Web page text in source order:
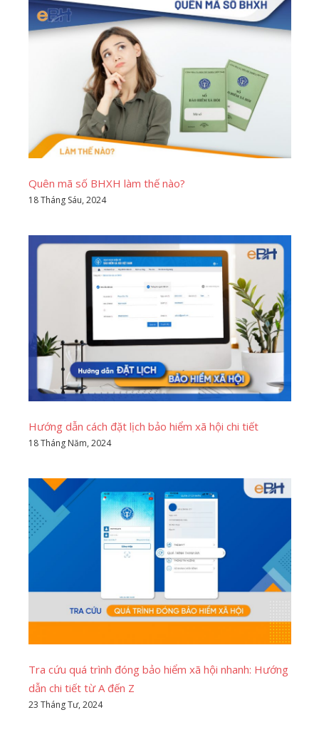
Quên mã số BHXH làm thế nào?
18 Tháng Sáu, 2024
Hướng dẫn cách đặt lịch bảo hiểm xã hội chi tiết
18 Tháng Năm, 2024
Tra cứu quá trình đóng bảo hiểm xã hội nhanh: Hướng
dẫn chi tiết từ A đến Z
23 Tháng Tư, 2024